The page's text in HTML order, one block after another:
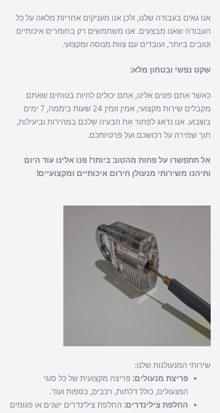
אנו גאים בעבודה שלנו, ולכן אנו מעניקים אחריות מלאה על כל
העבודה שאנו מבצעים. אנו משתמשים רק בחומרים איכותיים
וטובים ביותר, ועובדים עם צוות מנוסה ומקצועי.
שקט נפשי ובטחון מלא:
כאשר אתם פונים אלינו, אתם יכולים להיות בטוחים שאתם
מקבלים שירות מקצועי, אמין וזמין 24 שעות ביממה, 7 ימים
בשבוע. אנו נדאג לפתור את הבעיה שלכם במהירות וביעילות,
תוך שמירה על רכושכם ועל פרטיותכם.
אל תתפשרו על פחות מהטוב ביותר! פנו אלינו עוד היום
ותיהנו משירותי מנעולן חירום איכותיים ומקצועיים!
שירותי המנעולנות שלנו:
פריצת מנעולים: פריצה מקצועית של כל סוגי
המנעולים, כולל דלתות, רכבים, כספות ועוד.
החלפת צילינדרים: החלפת צילינדרים ישנים או פגומים